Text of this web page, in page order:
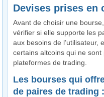
Devises prises en
Avant de choisir une
vérifier si elle supporte les
aux besoins de l’utilisateur,
certains altcoins qui ne
plateformes de trading.
Les bourses qui
de paires de trading :